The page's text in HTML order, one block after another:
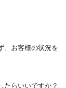
、お客様の状況を
たらいいですか？